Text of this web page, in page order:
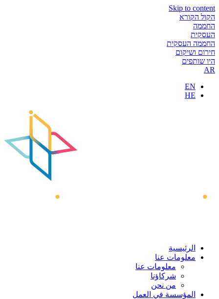
Skip to content
הקול הקורא
החממה
העסקית
החממה העסקית
חירום ושיקום
היו שותפים
AR
EN
HE
الرئيسية
معلومات عنا
معلومات عنا
شركاؤنا
من نحن
المؤسسة في العمل